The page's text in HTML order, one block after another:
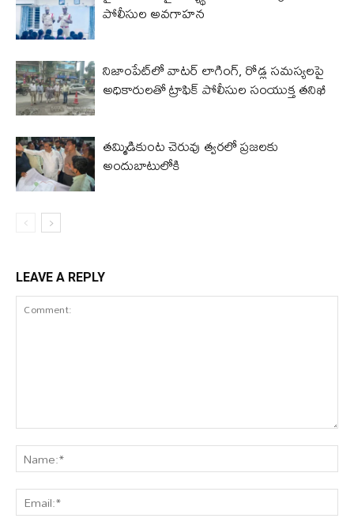
పోలీసుల అవగాహన
నిజాంపేట్‌లో వాటర్ లాగింగ్, రోడ్ల సమస్యలపై
అధికారులతో ట్రాఫిక్ పోలీసుల సంయుక్త తనిఖీ
తమ్మిడికుంట చెరువు త్వరలో ప్రజలకు
అందుబాటులోకి
LEAVE A REPLY